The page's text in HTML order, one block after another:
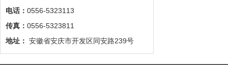
电话： 0556-5323113
传真： 0556-5323811
地址： 安徽省安庆市开发区同安路239号